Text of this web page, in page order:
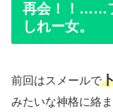
再会！！……
しれー女。
前回はスメールで
みたいな神格に絡